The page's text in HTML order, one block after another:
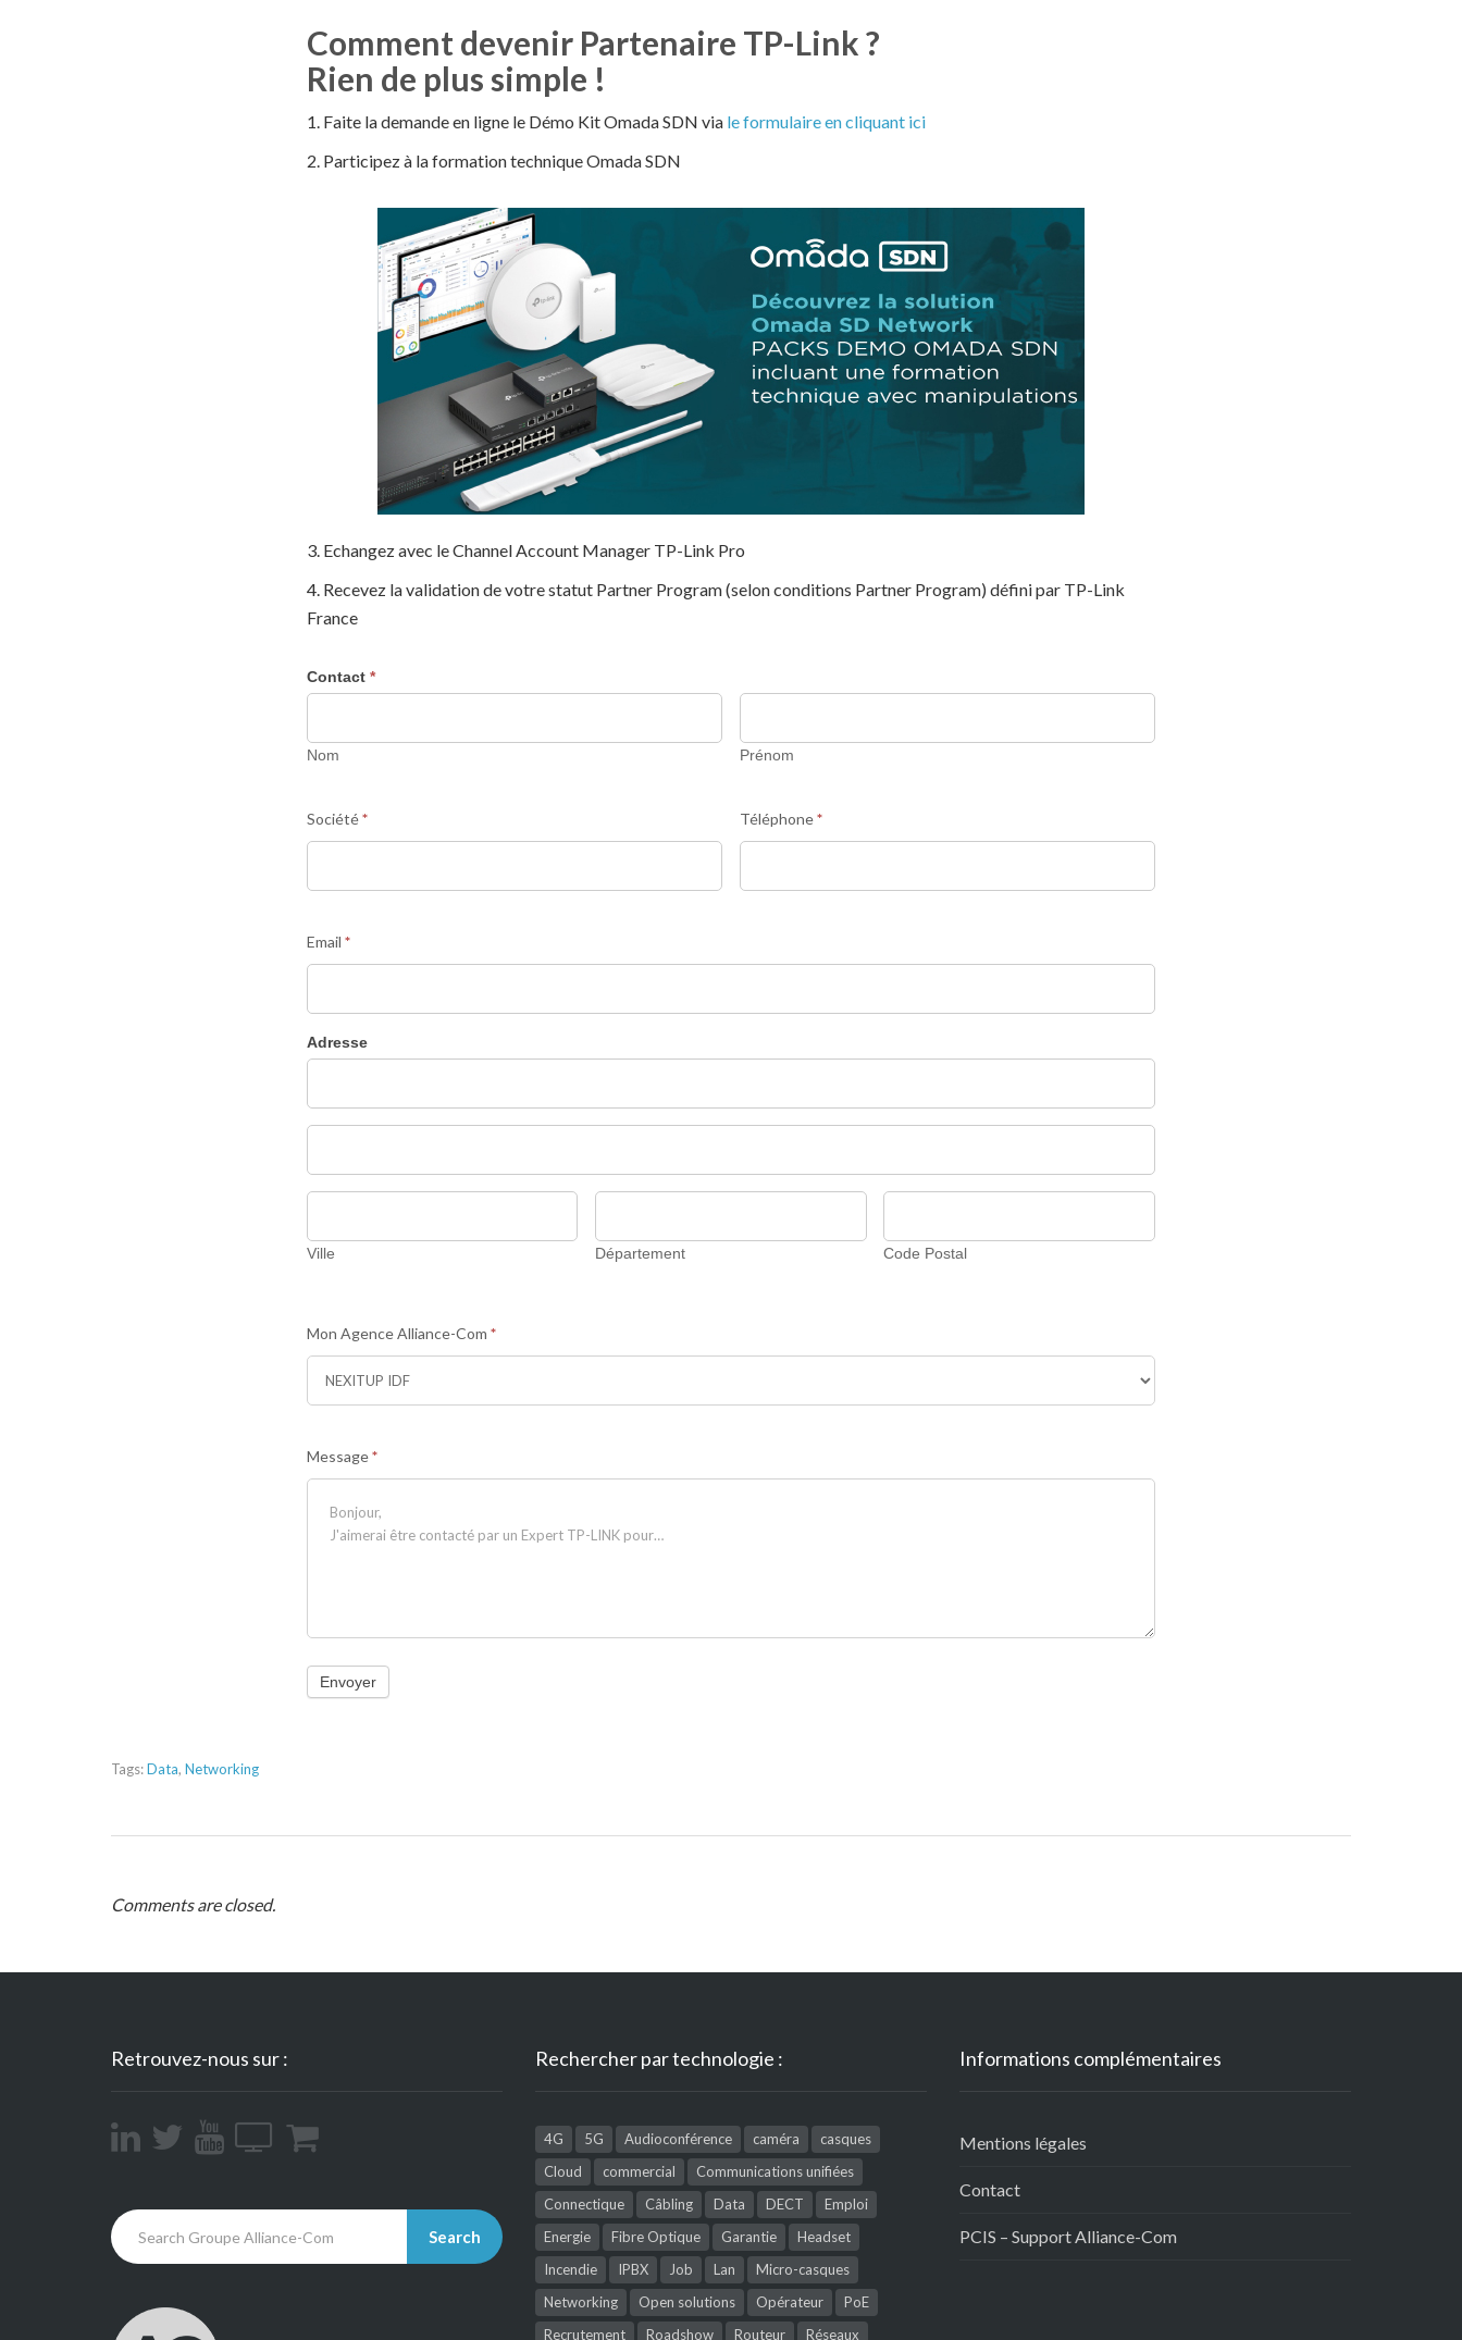
Comment devenir Partenaire TP-Link ?
Rien de plus simple !
1. Faite la demande en ligne le Démo Kit Omada SDN via le formulaire en cliquant ici
2. Participez à la formation technique Omada SDN
3. Echangez avec le Channel Account Manager TP-Link Pro
4. Recevez la validation de votre statut Partner Program (selon conditions Partner Program) défini par TP-Link
France
Programme
TP-
Contact *
Nom Prénom
Société* Téléphone*
Email *
Adresse
Ville Département
Postal
Code Postal
Mon Agence Alliance-Com *
Message*
Envoyer
Tags:Data, Networking
Comments are closed.
Retrouvez-nous sur :
Search
Rechercher par technologie :
4G 5G Audioconférence caméra
casques
Cloud
commercial
Communications unifiées
Connectique
Câbling Data DECT
Emploi
Energie
Fibre Optique Garantie
Headset
Incendie
IPBX Job Lan
Micro-casques
Networking
Open solutions Opérateur
PoE
Recrutement
Roadshow Routeur Réseaux
Informations complémentaires
Mentions légales
Contact
PCIS – Support Alliance-Com